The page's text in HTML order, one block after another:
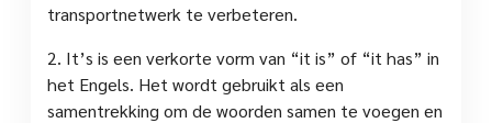
transportnetwerk te verbeteren.
2. It’s is een verkorte vorm van “it is” of “it has” in
het Engels. Het wordt gebruikt als een
samentrekking om de woorden samen te voegen en